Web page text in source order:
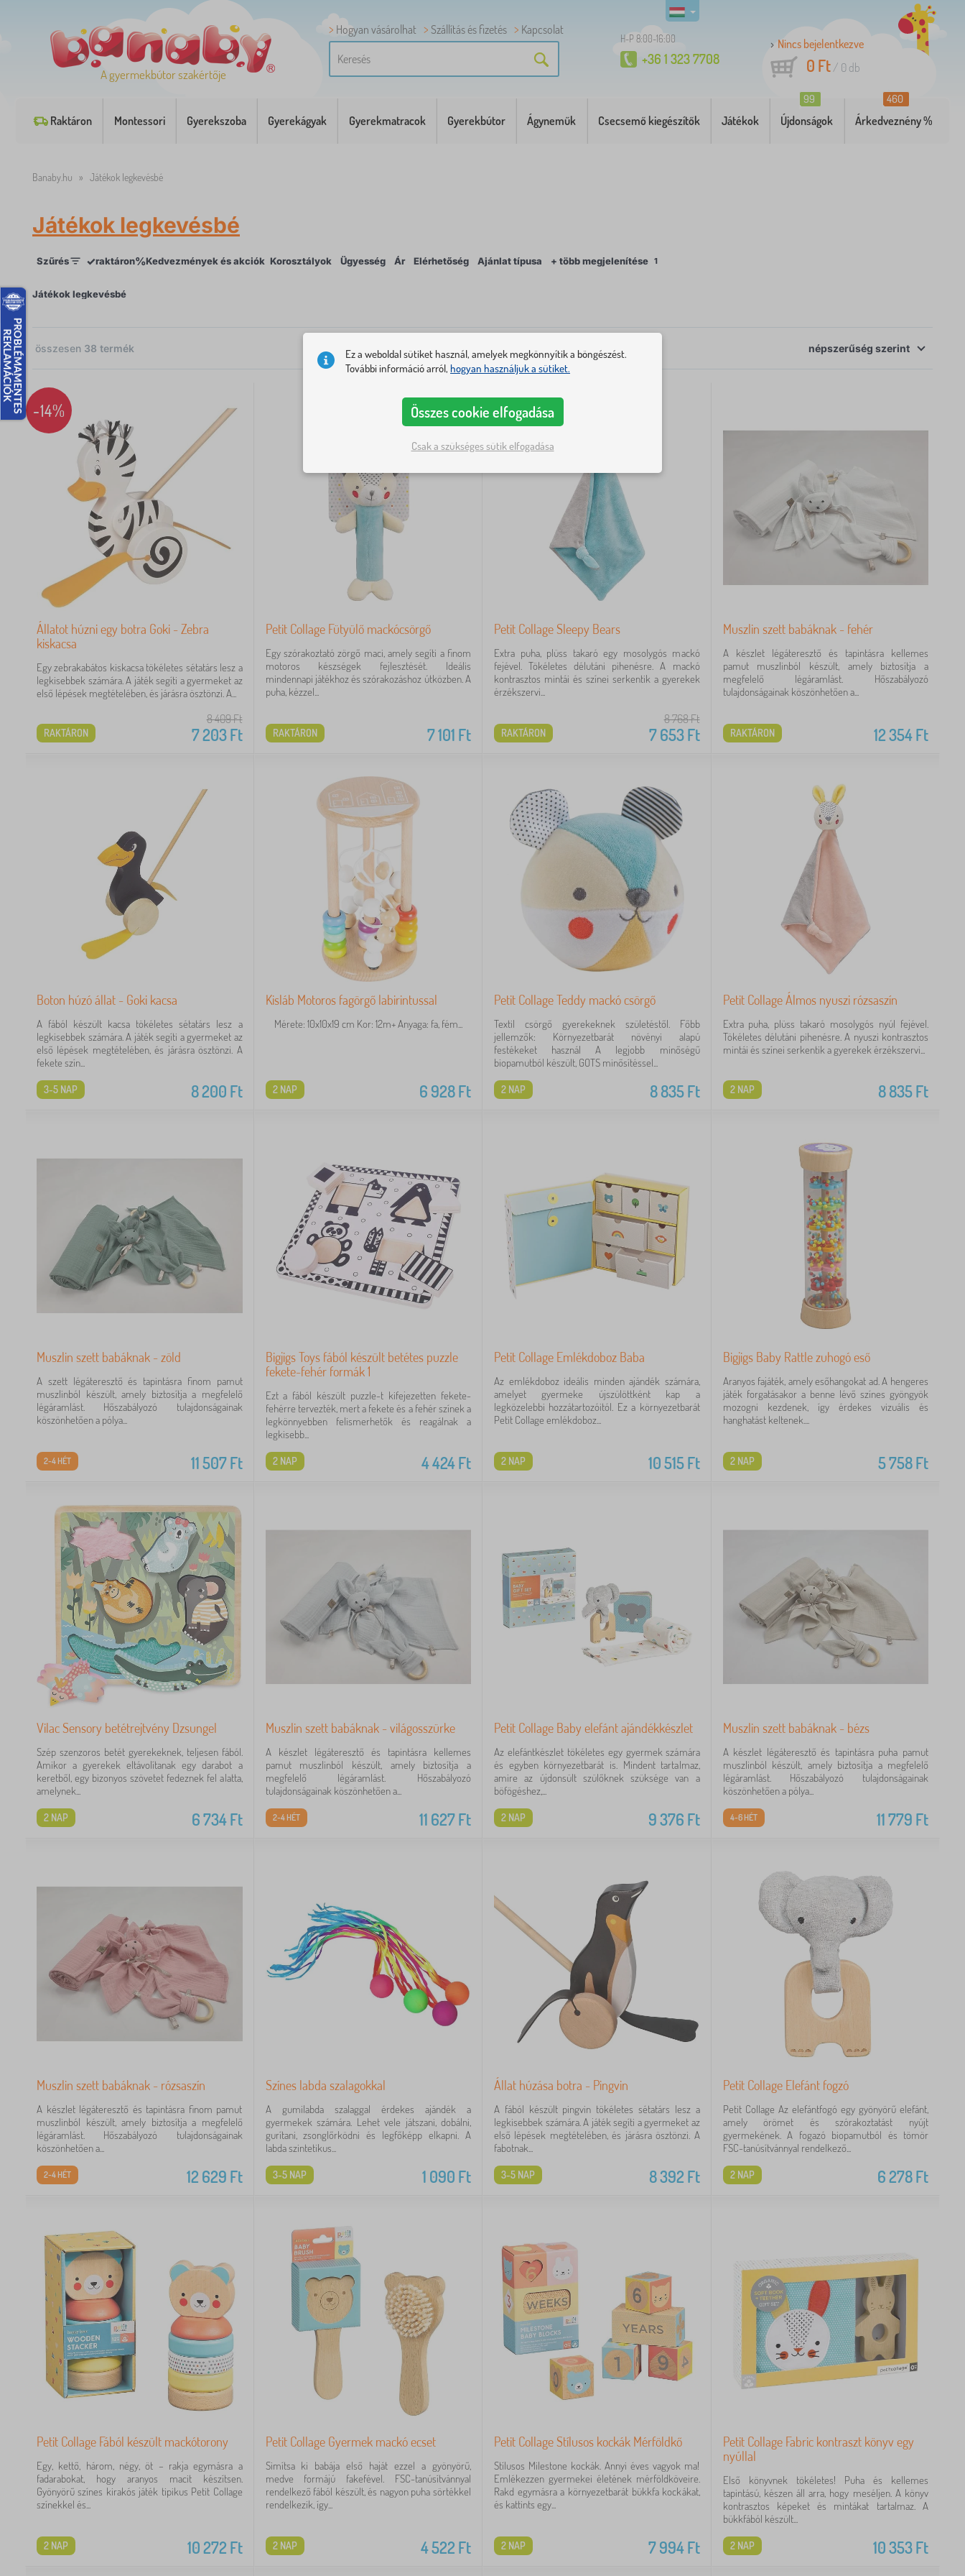
A gyermekbútor szakértője
Hogyan vásárolhat Szállítás és fizetés Kapcsolat
H-P 8:00-16:00
+36 1 323 7708
Nincs bejelentkezve
0 Ft/ 0 db
Raktáron Montessori Gyerekszoba Gyerekágyak Gyerekmatracok Gyerekbútor Ágyneműk Csecsemő kiegészítők Játékok Újdonságok
99
Árkedveznény %
460
Banaby.hu » Játékok legkevésbé
Játékok legkevésbé
Szűrés ✓raktáron%Kedvezmények és akciók Korosztályok Ügyesség Ár Elérhetőség Ajánlat típusa + több megjelenítése 1
13
12
Játékok legkevésbé
összesen 38 termék
népszerűség
-14%
Állatot húzni egy botra Goki - Zebra
kiskacsa
Egy zebrakabátos kiskacsa tökéletes sétatárs lesz a
legkisebbek számára. A játék segíti a gyermeket az
első lépések megtételében, és járásra ösztönzi. A...
8 409Ft
7 203Ft
RAKTÁRON
Petit Collage Fütyülő mackócsörgő
Egy szórakoztató zörgő maci, amely segíti a finom
motoros készségek fejlesztését. Ideális
mindennapi játékhoz és szórakozáshoz útközben. A
puha, kézzel...
7 101 Ft
RAKTÁRON
-13%
Petit Collage Sleepy Bears
Extra puha, plüss takaró egy mosolygós mackó
fejével. Tökéletes délutáni pihenésre. A mackó
kontrasztos mintái és színei serkentik a gyerekek
érzékszervi...
8 768Ft
7 653Ft
RAKTÁRON
Muszlin szett babáknak - fehér
A készlet légáteresztő és tapintásra kellemes
pamut muszlinból készült, amely biztosítja a
megfelelő légáramlást. Hőszabályozó
tulajdonságainak köszönhetően a...
12 354Ft
RAKTÁRON
Boton húzó állat - Goki kacsa
A fából készült kacsa tökéletes sétatárs lesz a
legkisebbek számára. A játék segíti a gyermeket az
első lépések megtételében, és járásra ösztönzi. A
fekete szín...
8 200 Ft
3-5 NAP
Kisláb Motoros fagörgő labirintussal
Mérete: 10x10x19 cm Kor: 12m+ Anyaga: fa, fém...
6 928Ft
2 NAP
Petit Collage Teddy mackó csörgő
Textil csörgő gyerekeknek születéstől. Főbb
jellemzők: Környezetbarát növényi alapú
festékeket használ A legjobb minőségű
biopamutból készült, GOTS minősítéssel...
8 835Ft
2 NAP
Petit Collage Álmos nyuszi rózsaszín
Extra puha, plüss takaró mosolygós nyúl fejével.
Tökéletes délutáni pihenésre. A nyuszi kontrasztos
mintái és színei serkentik a gyerekek érzékszervi...
8 835Ft
2 NAP
Muszlin szett babáknak - zöld
A szett légáteresztő és tapintásra finom pamut
muszlinból készült, amely biztosítja a megfelelő
légáramlást. Hőszabályozó tulajdonságainak
köszönhetően a pólya...
11 507Ft
2-4 HÉT
Bigjigs Toys fából készült betétes puzzle
fekete-fehér formák 1
Ezt a fából készült puzzle-t kifejezetten fekete-
fehérre tervezték, mert a fekete és a fehér színek a
legkönnyebben felismerhetők és reagálnak a
legkisebb...
4 424Ft
2 NAP
Petit Collage Emlékdoboz Baba
Az emlékdoboz ideális minden ajándék számára,
amelyet gyermeke újszülöttként kap a
legközelebbi hozzátartozóitól. Ez a környezetbarát
Petit Collage emlékdoboz...
10 515Ft
2 NAP
Bigjigs Baby Rattle zuhogó eső
Aranyos fajáték, amely esőhangokat ad. A hengeres
játék forgatásakor a benne lévő színes gyöngyök
mozogni kezdenek, így érdekes vizuális és
hanghatást keltenek....
5 758Ft
2 NAP
Vilac Sensory betétrejtvény Dzsungel
Szép szenzoros betét gyerekeknek, teljesen fából.
Amikor a gyerekek eltávolítanak egy darabot a
keretből, egy bizonyos szövetet fedeznek fel alatta,
amelynek...
6 734Ft
2 NAP
Muszlin szett babáknak - világosszürke
A készlet légáteresztő és tapintásra kellemes
pamut muszlinból készült, amely biztosítja a
megfelelő légáramlást. Hőszabályozó
tulajdonságainak köszönhetően a...
11 627Ft
2-4 HÉT
Petit Collage Baby elefánt ajándékkészlet
Az elefántkészlet tökéletes egy gyermek számára
és egyben környezetbarát is. Mindent tartalmaz,
amire az újdonsült szülőknek szüksége van a
böfögéshez,...
9 376 Ft
2 NAP
Muszlin szett babáknak - bézs
A készlet légáteresztő és tapintásra puha pamut
muszlinból készült, amely biztosítja a megfelelő
légáramlást. Hőszabályozó tulajdonságainak
köszönhetően a pólya...
11 779 Ft
4-6 HÉT
Muszlin szett babáknak - rózsaszín
A készlet légáteresztő és tapintásra finom pamut
muszlinból készült, amely biztosítja a megfelelő
légáramlást. Hőszabályozó tulajdonságainak
köszönhetően a...
12 629 Ft
2-4 HÉT
Színes labda szalagokkal
A gumilabda szalaggal érdekes ajándék a
gyermekek számára. Lehet vele játszani, dobálni,
gurítani, zsonglőrködni és legfőképp elkapni. A
labda szintetikus...
1 090 Ft
3-5 NAP
Állat húzása botra - Pingvin
A fából készült pingvin tökéletes sétatárs lesz a
legkisebbek számára. A játék segíti a gyermeket az
első lépések megtételében, és járásra ösztönzi. A
fabotnak...
8 392 Ft
3-5 NAP
Petit Collage Elefánt fogzó
Petit Collage Az elefántfogó egy gyönyörű elefánt,
amely örömet és szórakoztatást nyújt
gyermekének. A fogazó biopamutból és tömör
FSC-tanúsítvánnyal rendelkező...
6 278Ft
2 NAP
Petit Collage Fából készült mackótorony
Egy, kettő, három, négy, öt – rakja egymásra a
fadarabokat, hogy aranyos macit készítsen.
Gyönyörű színes kirakós játék tipikus Petit Collage
színekkel és...
10 272 Ft
2 NAP
Petit Collage Gyermek mackó ecset
Simítsa ki babája első haját ezzel a gyönyörű,
medve formájú fakefével. FSC-tanúsítvánnyal
rendelkező fából készült, és nagyon puha sörtékkel
rendelkezik, így...
4 522 Ft
2 NAP
Petit Collage Stílusos kockák Mérföldkő
Stílusos Milestone kockák. Annyi éves vagyok ma!
Emlékezzen gyermekei életének mérföldköveire.
Rakd egymásra a környezetbarát bükkfa kockákat,
és kattints egy...
7 994Ft
2 NAP
Petit Collage Fabric kontraszt könyv egy
nyúllal
Első könyvnek tökéletes! Puha és kellemes
tapintású, készen áll arra, hogy meséljen. A könyv
kontrasztos képeket és mintákat tartalmaz. A
bükkfából készült...
10 353Ft
2 NAP
Ez a weboldal sütiket használ, amelyek megkönnyítik a böngészést.
További információ arról, hogyan használjuk a sütiket.
Összes cookie elfogadása
Csak a szükséges sütik elfogadása